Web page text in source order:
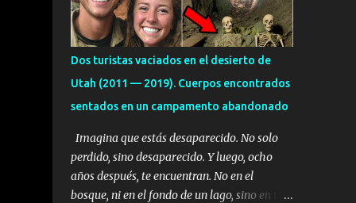
Dos turistas vaciados en el desierto de
Utah (2011 — 2019). Cuerpos encontrados
sentados en un campamento abandonado
Imagina que estás desaparecido. No solo
perdido, sino desaparecido. Y luego, ocho
años después, te encuentran. No en el
bosque, ni en el fondo de un lago, sino en una